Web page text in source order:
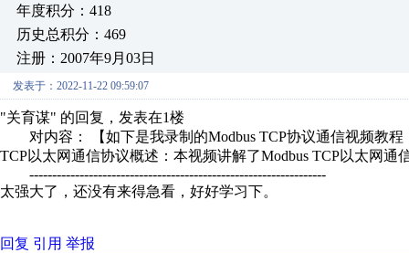
年度积分：418
历史总积分：469
注册：2007年9月03日
发表于：2022-11-22 09:59:07
"关育谋" 的回复，发表在1楼
对内容： 【如下是我录制的Modbus TCP协议通信视频教程
TCP以太网通信协议概述：本视频讲解了Modbus TCP以太网通
-----------------------------------------------------------------
太强大了，还没有来得急看，好好学习下。
回复 引用 举报